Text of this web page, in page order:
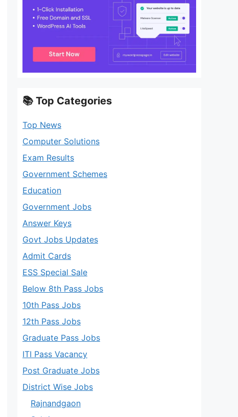
📚 Top Categories
Top News
Computer Solutions
Exam Results
Government Schemes
Education
Government Jobs
Answer Keys
Govt Jobs Updates
Admit Cards
ESS Special Sale
Below 8th Pass Jobs
10th Pass Jobs
12th Pass Jobs
Graduate Pass Jobs
ITI Pass Vacancy
Post Graduate Jobs
District Wise Jobs
Rajnandgaon